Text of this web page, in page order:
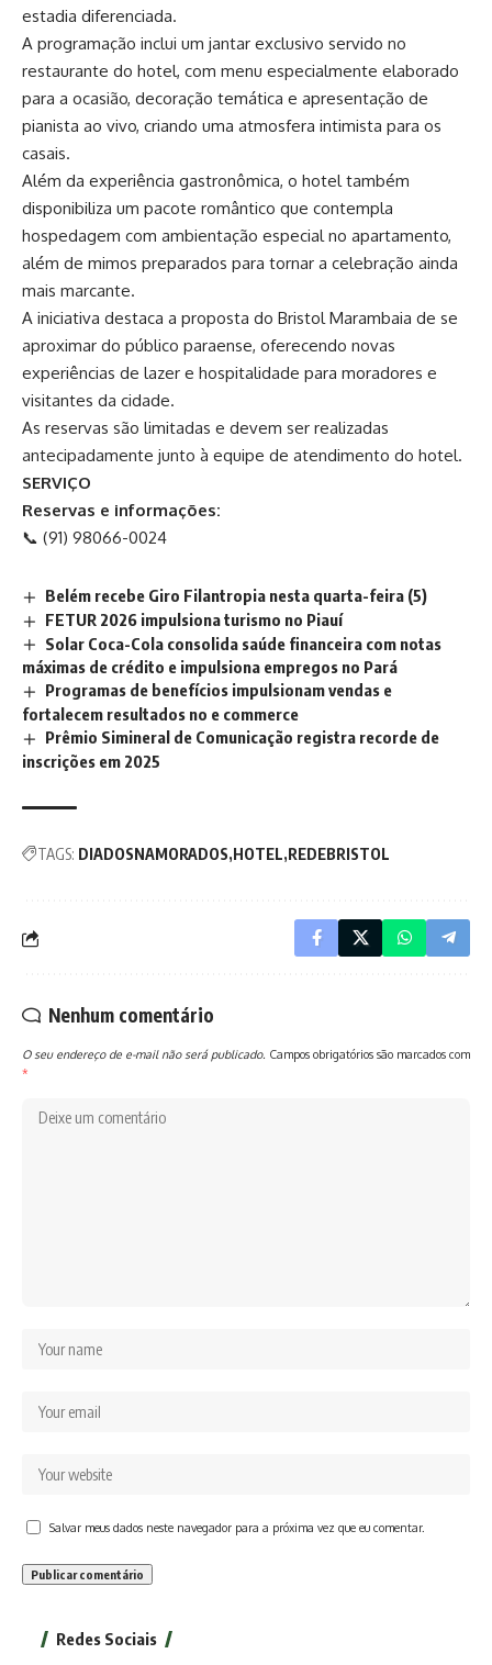
estadia diferenciada.
A programação inclui um jantar exclusivo servido no
restaurante do hotel, com menu especialmente elaborado
para a ocasião, decoração temática e apresentação de
pianista ao vivo, criando uma atmosfera intimista para os
casais.
Além da experiência gastronômica, o hotel também
disponibiliza um pacote romântico que contempla
hospedagem com ambientação especial no apartamento,
além de mimos preparados para tornar a celebração ainda
mais marcante.
A iniciativa destaca a proposta do Bristol Marambaia de se
aproximar do público paraense, oferecendo novas
experiências de lazer e hospitalidade para moradores e
visitantes da cidade.
As reservas são limitadas e devem ser realizadas
antecipadamente junto à equipe de atendimento do hotel.
SERVIÇO
Reservas e informações:
📞 (91) 98066-0024
Belém recebe Giro Filantropia nesta quarta-feira (5)
FETUR 2026 impulsiona turismo no Piauí
Solar Coca-Cola consolida saúde financeira com notas
máximas de crédito e impulsiona empregos no Pará
Programas de benefícios impulsionam vendas e
fortalecem resultados no e commerce
Prêmio Simineral de Comunicação registra recorde de
inscrições em 2025
TAGS: DIADOSNAMORADOS HOTEL REDEBRISTOL
Nenhum comentário
O seu endereço de e-mail não será publicado. Campos obrigatórios são marcados com
*
Salvar meus dados neste navegador para a próxima vez que eu comentar.
Redes Sociais